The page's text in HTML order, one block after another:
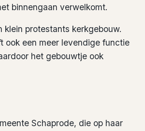
binnengaan verwelkomt.
klein protestants kerkgebouw.
ook een meer levendige functie
het gebouwtje ook
Schaprode, die op haar